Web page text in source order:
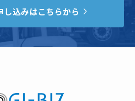
し込みはこちらから